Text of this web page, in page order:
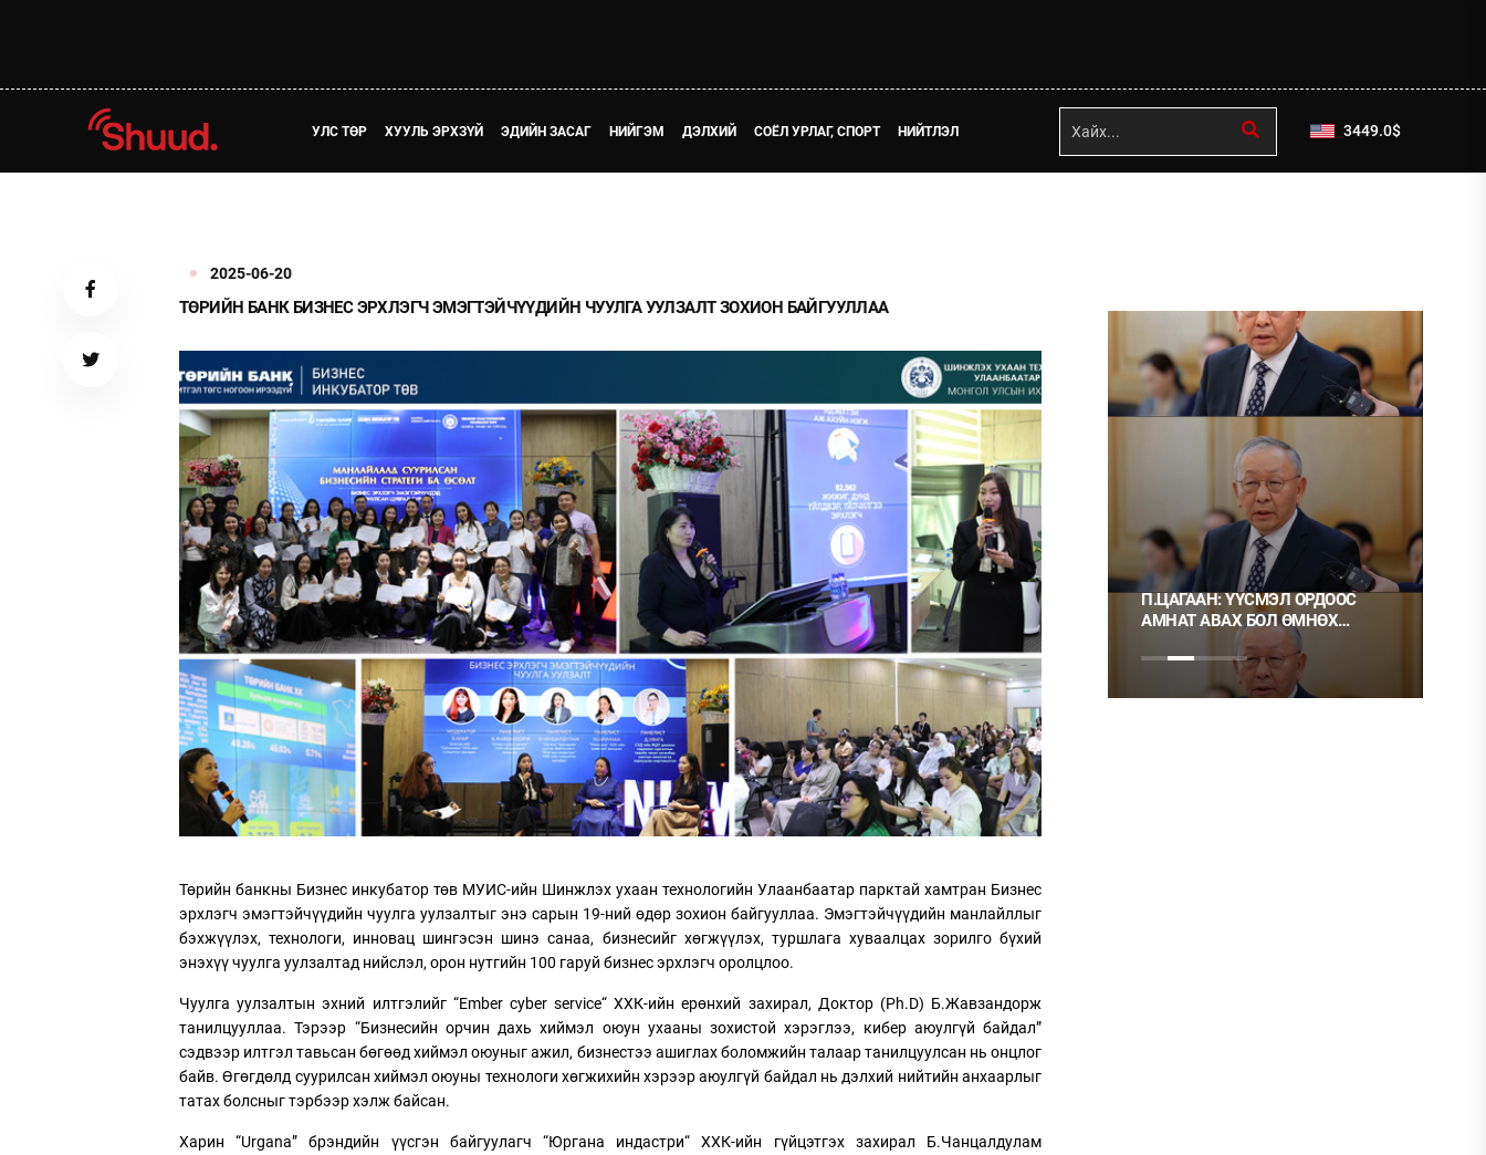
УЛС ТӨР ХУУЛЬ ЭРХЗҮЙ ЭДИЙН ЗАСАГ НИЙГЭМ ДЭЛХИЙ СОЁЛ УРЛАГ, СПОРТ НИЙТЛЭЛ 3449.0$
2025-06-20
ТӨРИЙН БАНК БИЗНЕС ЭРХЛЭГЧ ЭМЭГТЭЙЧҮҮДИЙН ЧУУЛГА УУЛЗАЛТ ЗОХИОН БАЙГУУЛЛАА
Төрийн банкны Бизнес инкубатор төв МУИС-ийн Шинжлэх ухаан технологийн Улаанбаатар парктай хамтран Бизнес
эрхлэгч эмэгтэйчүүдийн чуулга уулзалтыг энэ сарын 19-ний өдөр зохион байгууллаа. Эмэгтэйчүүдийн манлайллыг
бэхжүүлэх, технологи, инновац шингэсэн шинэ санаа, бизнесийг хөгжүүлэх, туршлага хуваалцах зорилго бүхий
энэхүү чуулга уулзалтад нийслэл, орон нутгийн 100 гаруй бизнес эрхлэгч оролцлоо.
Чуулга уулзалтын эхний илтгэлийг “Ember cyber service“ ХХК-ийн ерөнхий захирал, Доктор (Ph.D) Б.Жавзандорж
танилцууллаа. Тэрээр “Бизнесийн орчин дахь хиймэл оюун ухааны зохистой хэрэглээ, кибер аюулгүй байдал”
сэдвээр илтгэл тавьсан бөгөөд хиймэл оюуныг ажил, бизнестээ ашиглах боломжийн талаар танилцуулсан нь онцлог
байв. Өгөгдөлд суурилсан хиймэл оюуны технологи хөгжихийн хэрээр аюулгүй байдал нь дэлхий нийтийн анхаарлыг
татах болсныг тэрбээр хэлж байсан.
Харин “Urgana” брэндийн үүсгэн байгуулагч “Юргана индастри“ ХХК-ийн гүйцэтгэх захирал Б.Чанцалдулам
ТӨЛӨӨЛӨГЧИЙН ГАЗАРТ
ОРЛОГО ШИЛЖҮҮЛСЭН БОЛ 20
ХУВИАР ТАТВАР СУУТГАНА
НИЙСЛЭЛД ШАХМАЛ ТҮЛШ
БОРЛУУЛАХ 435 ЦЭГ
АЖИЛЛАНА
П.ЦАГААН: ҮҮСМЭЛ ОРДООС
АМНАТ АВАХ БОЛ ӨМНӨХ
ШИГЭЭ ТУСГАЙ
ЗӨВШӨӨРӨЛТЭЙ БОЛГОХ
ХЭРЭГТЭЙ